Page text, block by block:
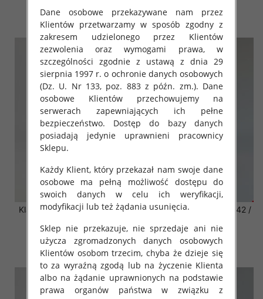
41.00 zł
szczegóły szczegóły
Klapki damskie Roz 36-42 /
41.00 zł
szczegóły
Klapki damskie Roz 36-42 /
41.00 zł
szczegóły
Dane osobowe przekazywane nam przez
Klientów przetwarzamy w sposób zgodny z
zakresem udzielonego przez Klientów
zezwolenia oraz wymogami prawa, w
szczególności zgodnie z ustawą z dnia 29
sierpnia 1997 r. o ochronie danych osobowych
(Dz. U. Nr 133, poz. 883 z późn. zm.). Dane
osobowe Klientów przechowujemy na
serwerach zapewniających ich pełne
bezpieczeństwo. Dostęp do bazy danych
posiadają jedynie uprawnieni pracownicy
Sklepu.
Każdy Klient, który przekazał nam swoje dane
osobowe ma pełną możliwość dostępu do
swoich danych w celu ich weryfikacji,
modyfikacji lub też żądania usunięcia.
Sklep nie przekazuje, nie sprzedaje ani nie
użycza zgromadzonych danych osobowych
Klientów osobom trzecim, chyba że dzieje się
to za wyraźną zgodą lub na życzenie Klienta
albo na żądanie uprawnionych na podstawie
prawa organów państwa w związku z